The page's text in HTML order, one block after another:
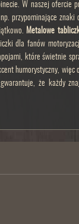
W naszej ofercie
przypominające znaki
Metalowe
dla fanów
które świetnie
humorystyczny, więc
że każdy